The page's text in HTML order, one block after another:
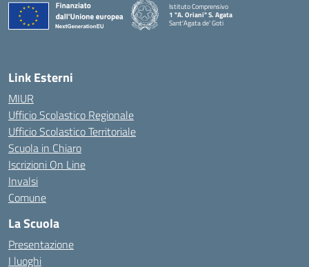
Istituto Comprensivo
1 "A. Oriani" S. Agata
Sant'Agata de' Goti
— Visita la pagina iniziale della scuola
Link Esterni
MIUR
Ufficio Scolastico Regionale
Ufficio Scolastico Territoriale
Scuola in Chiaro
Iscrizioni On Line
Invalsi
Comune
La Scuola
Presentazione
I luoghi